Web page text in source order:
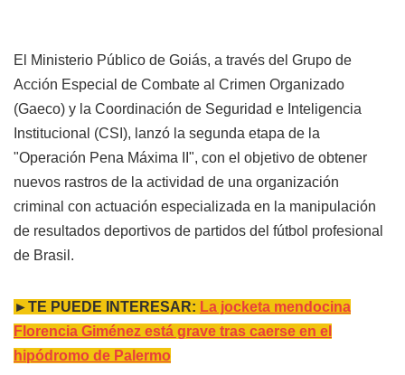
El Ministerio Público de Goiás, a través del Grupo de
Acción Especial de Combate al Crimen Organizado
(Gaeco) y la Coordinación de Seguridad e Inteligencia
Institucional (CSI), lanzó la segunda etapa de la
"Operación Pena Máxima II", con el objetivo de obtener
nuevos rastros de la actividad de una organización
criminal con actuación especializada en la manipulación
de resultados deportivos de partidos del fútbol profesional
de Brasil.
►TE PUEDE INTERESAR: La jocketa mendocina
Florencia Giménez está grave tras caerse en el
hipódromo de Palermo